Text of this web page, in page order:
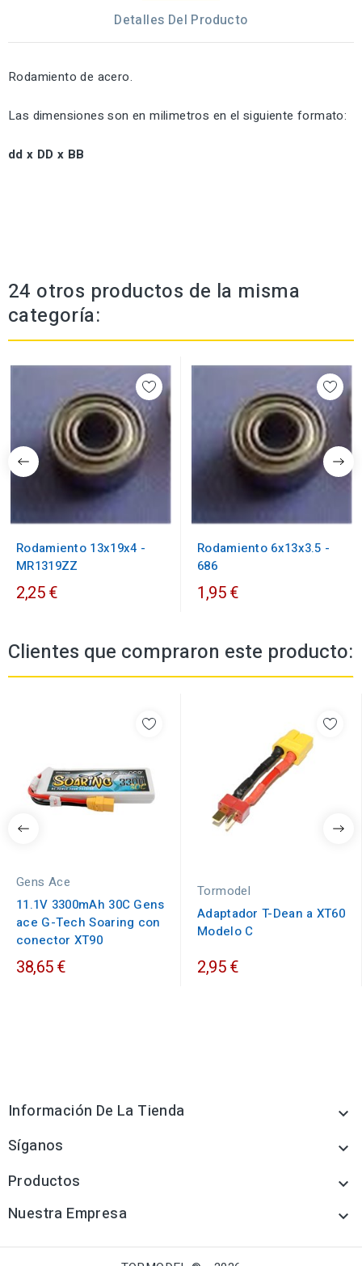
Detalles Del Producto
Rodamiento de acero.
Las dimensiones son en milimetros en el siguiente formato:
dd x DD x BB
24 otros productos de la misma
categoría:
Rodamiento 13x19x4 -
MR1319ZZ
2,25 €
Rodamiento 6x13x3.5 -
686
1,95 €
Clientes que compraron este producto:
Gens Ace
11.1V 3300mAh 30C Gens
ace G-Tech Soaring con
conector XT90
38,65 €
Tormodel
Adaptador T-Dean a XT60
Modelo C
2,95 €
Información De La Tienda 
Síganos 
Productos 
Nuestra Empresa 